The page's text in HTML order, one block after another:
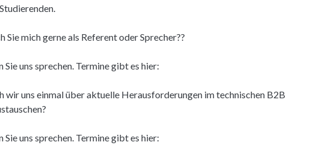
Sie mich gerne als Referent oder Sprecher??
Sie uns sprechen. Termine gibt es hier:
wir uns einmal über aktuelle Herausforderungen im technischen B2B
Sie uns sprechen. Termine gibt es hier: